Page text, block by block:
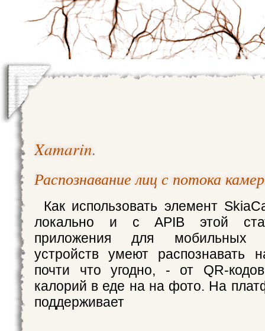
Xamarin.
Распознавание лиц с потока
Как использовать элемент
локально и с APIВ этой
приложения для мобильных
устройств умеют распознавать
почти что угодно, - от QR-
калорий в еде на на фото. На
поддерживает